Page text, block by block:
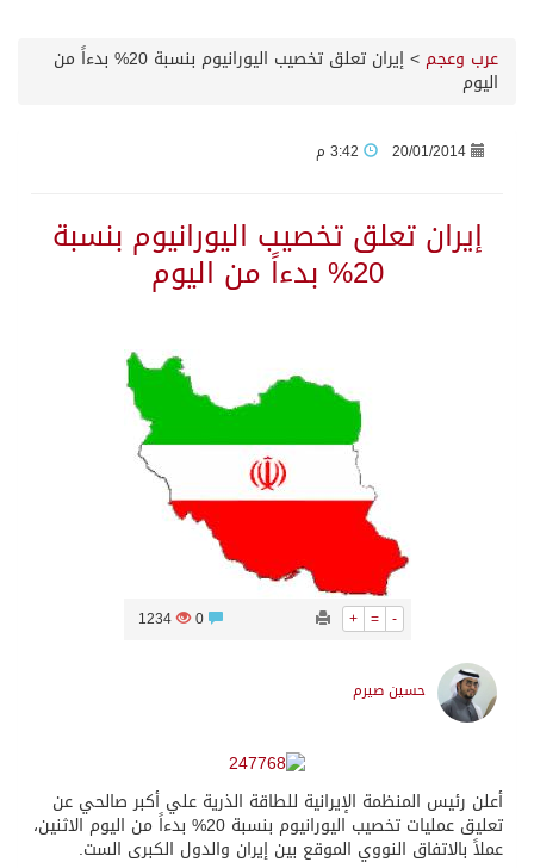
عرب وعجم > إيران تعلق تخصيب اليورانيوم بنسبة 20% بدءاً من
اليوم
20/01/2014
إيران تعلق تخصيب اليورانيوم بنسبة
20% بدءاً من اليوم
+ = -
0
1234
حسين صيرم
أعلن رئيس المنظمة الإيرانية للطاقة الذرية علي أكبر صالحي عن
تعليق عمليات تخصيب اليورانيوم بنسبة 20% بدءاً من اليوم الاثنين،
عملاً بالاتفاق النووي الموقع بين إيران والدول الكبرى الست.